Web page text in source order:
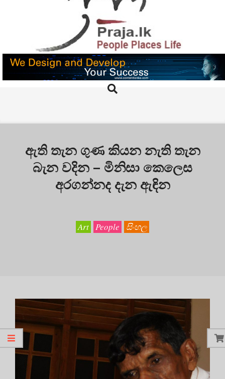
PRAJA.LK
Search
ඇති තැන ගුණ කියන නැති තැන
බැන වදින – මිනිසා කෙලෙස
අරගන්නද දැන ඇඳින
Art People සිංහල